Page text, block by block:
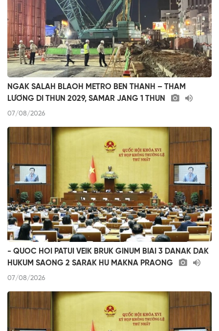
NGAK SALAH BLAOH METRO BEN THANH – THAM
LƯƠNG DI THUN 2029, SAMAR JANG 1 THUN
07/08/2026
- QUOC HOI PATUI VEIK BRUK GINUM BIAI 3 DANAK DAK
HUKUM SAONG 2 SARAK HU MAKNA PRAONG
07/08/2026